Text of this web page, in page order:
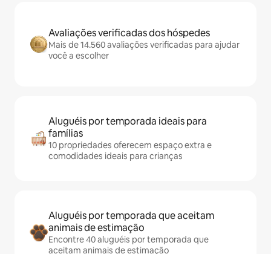
Avaliações verificadas dos hóspedes
Mais de 14.560 avaliações verificadas para ajudar
você a escolher
Aluguéis por temporada ideais para
famílias
10 propriedades oferecem espaço extra e
comodidades ideais para crianças
Aluguéis por temporada que aceitam
animais de estimação
Encontre 40 aluguéis por temporada que
aceitam animais de estimação